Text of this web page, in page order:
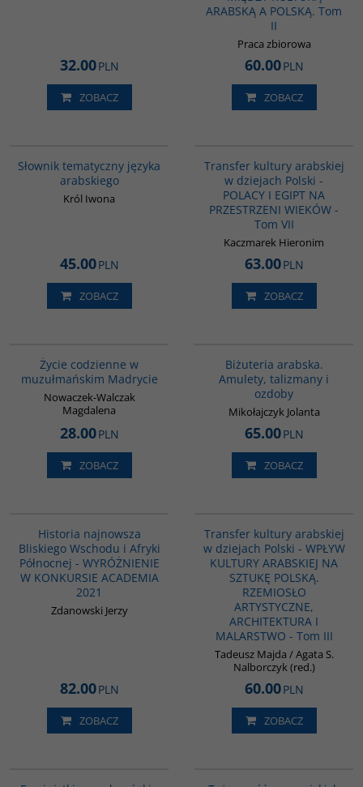
32.00PLN
ZOBACZ
ARABSKĄ A POLSKĄ. Tom
II
Praca zbiorowa
60.00PLN
ZOBACZ
Słownik tematyczny języka
arabskiego
Król Iwona
45.00PLN
ZOBACZ
Transfer kultury arabskiej
w dziejach Polski -
POLACY I EGIPT NA
PRZESTRZENI WIEKÓW -
Tom VII
Kaczmarek Hieronim
63.00PLN
ZOBACZ
Życie codzienne w
muzułmańskim Madrycie
Nowaczek-Walczak
Magdalena
28.00PLN
ZOBACZ
Biżuteria arabska.
Amulety, talizmany i
ozdoby
Mikołajczyk Jolanta
65.00PLN
ZOBACZ
Historia najnowsza
Bliskiego Wschodu i Afryki
Północnej - WYRÓŻNIENIE
W KONKURSIE ACADEMIA
2021
Zdanowski Jerzy
82.00PLN
ZOBACZ
Transfer kultury arabskiej
w dziejach Polski - WPŁYW
KULTURY ARABSKIEJ NA
SZTUKĘ POLSKĄ.
RZEMIOSŁO
ARTYSTYCZNE,
ARCHITEKTURA I
MALARSTWO - Tom III
Tadeusz Majda / Agata S.
Nalborczyk (red.)
60.00PLN
ZOBACZ